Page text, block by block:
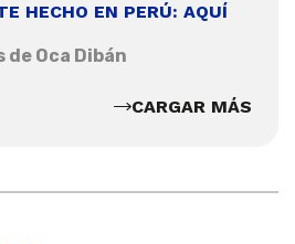
HECHO EN PERÚ: AQUÍ
de Oca Dibán
CARGAR MÁS